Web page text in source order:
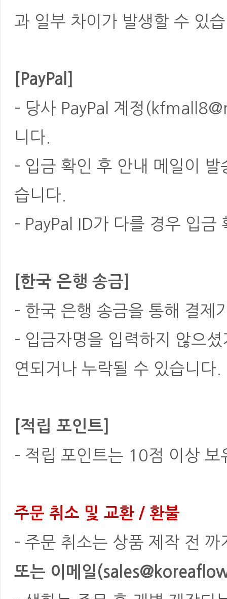
과 일부 차이가 발생할 수 있
[PayPal]
- 당사 PayPal 계정
니다.
- 입금 확인 후 안내 메일이
습니다.
- PayPal ID가 다를 경우 입금
[한국 은행 송금]
- 한국 은행 송금을 통해 결제
- 입금자명을 입력하지 않으
연되거나 누락될 수 있습니다.
[적립 포인트]
- 적립 포인트는 10점 이상
주문 취소 및 교환 / 환불
- 주문 취소는 상품 제작 전
또는 이메일